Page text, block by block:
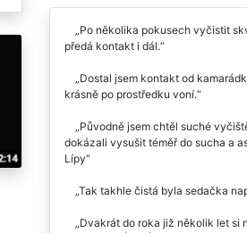
Po několika pokusech vyčistit
předá kontakt i dál.
Dostal jsem kontakt od
krásně po prostředku voní.
Původně jsem chtěl suché
dokázali vysušit téměř do sucha a
Lípy
Tak takhle čistá byla sedačka
Dvakrát do roka již několik let si